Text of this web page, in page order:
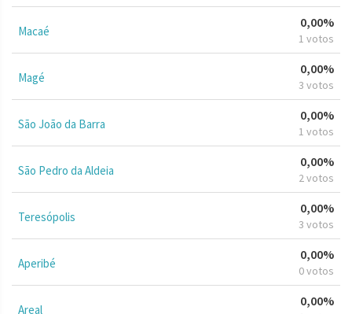
Macaé
0,00%
1 votos
Magé
0,00%
3 votos
São João da Barra
0,00%
1 votos
São Pedro da Aldeia
0,00%
2 votos
Teresópolis
0,00%
3 votos
Aperibé
0,00%
0 votos
Areal
0,00%